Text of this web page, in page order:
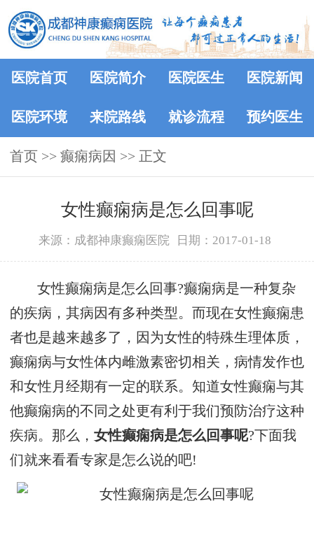
医院首页 医院简介 医院医生 医院新闻
医院环境 来院路线 就诊流程 预约医生
首页 >> 癫痫病因 >> 正文
女性癫痫病是怎么回事呢
来源：成都神康癫痫医院 日期：2017-01-18
女性癫痫病是怎么回事?癫痫病是一种复杂
的疾病，其病因有多种类型。而现在女性癫痫患
者也是越来越多了，因为女性的特殊生理体质，
癫痫病与女性体内雌激素密切相关，病情发作也
和女性月经期有一定的联系。知道女性癫痫与其
他癫痫病的不同之处更有利于我们预防治疗这种
疾病。那么， 女性癫痫病是怎么回事呢?下面我
们就来看看专家是怎么说的吧!